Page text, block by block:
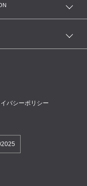
バシーポリシー